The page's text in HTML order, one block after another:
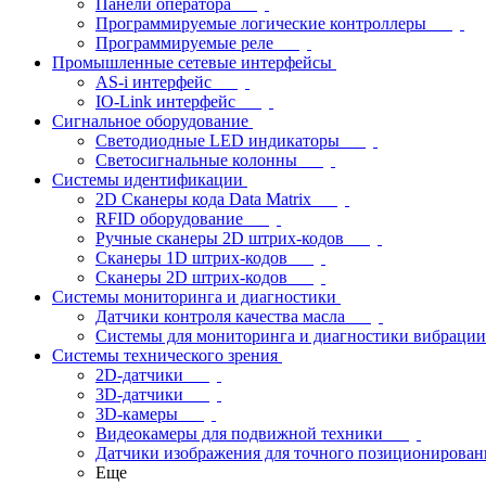
Панели оператора
Программируемые логические контроллеры
Программируемые реле
Промышленные сетевые интерфейсы
AS-i интерфейс
IO-Link интерфейс
Сигнальное оборудование
Светодиодные LED индикаторы
Светосигнальные колонны
Системы идентификации
2D Сканеры кода Data Matrix
RFID оборудование
Ручные сканеры 2D штрих-кодов
Сканеры 1D штрих-кодов
Сканеры 2D штрих-кодов
Системы мониторинга и диагностики
Датчики контроля качества масла
Системы для мониторинга и диагностики вибрации
Системы технического зрения
2D-датчики
3D-датчики
3D-камеры
Видеокамеры для подвижной техники
Датчики изображения для точного
Еще